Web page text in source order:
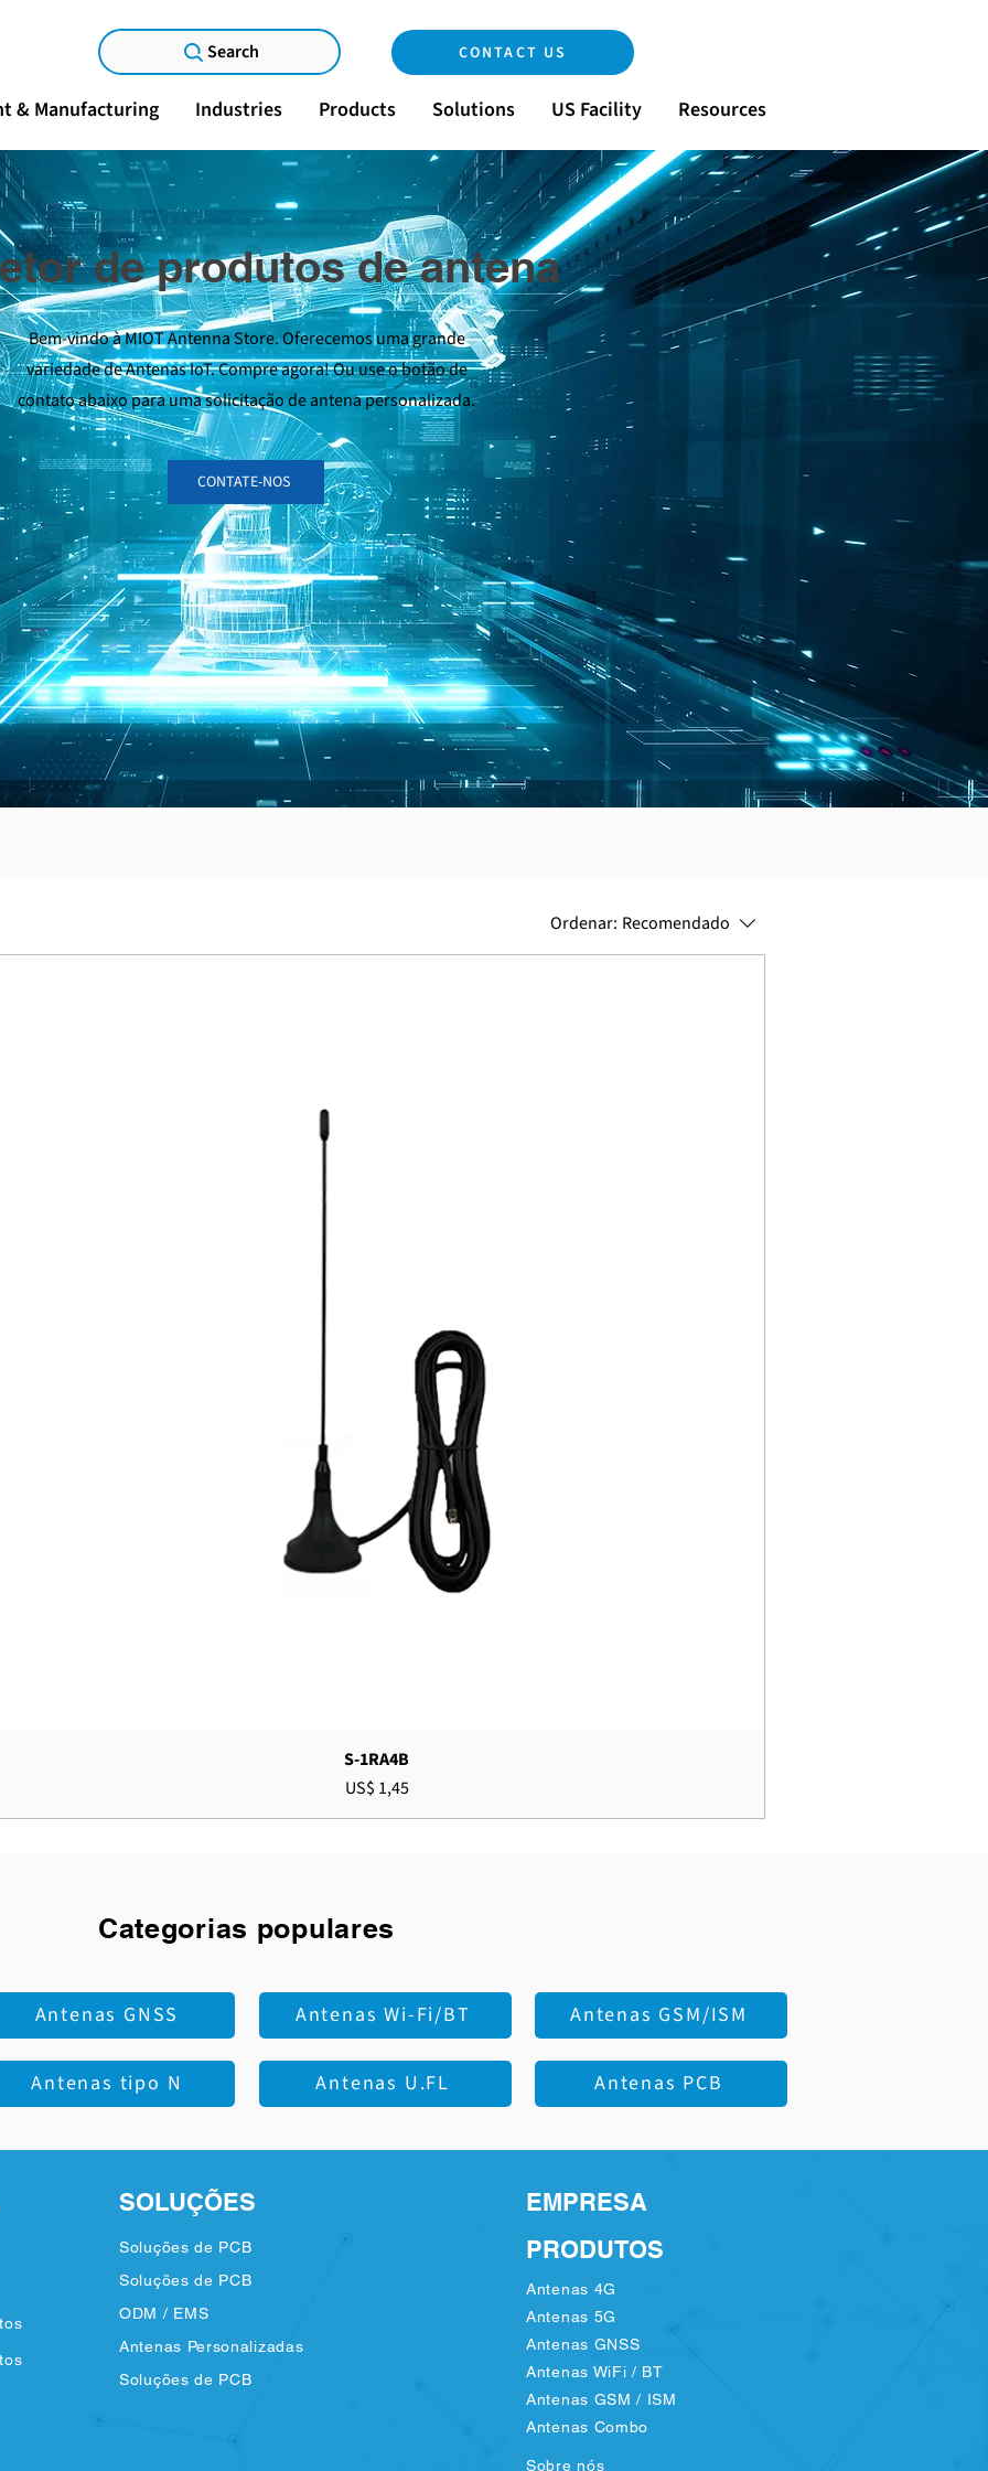
Search CONTACT US
& Manufacturing Industries Products Solutions US Facility Resources
de produtos de antena
Bem-vindo à MIOT Antenna Store. Oferecemos uma grande
variedade de Antenas IoT. Compre agora! Ou use o botão de
contato abaixo para uma solicitação de antena personalizada.
CONTATE-NOS
Ordenar: Recomendado
S-1RA4B
Preço
US$ 1,45
Categorias populares
Antenas GNSS
Antenas tipo N
Antenas Wi-Fi/BT
Antenas U.FL
Antenas GSM/ISM
Antenas PCB
SOLUÇÕES
Soluções de PCB
Soluções de PCB
ODM / EMS
Antenas Personalizadas
Soluções de PCB
EMPRESA
PRODUTOS
Antenas 4G
Antenas 5G
Antenas GNSS
Antenas WiFi / BT
Antenas GSM / ISM
Antenas Combo
Sobre nós